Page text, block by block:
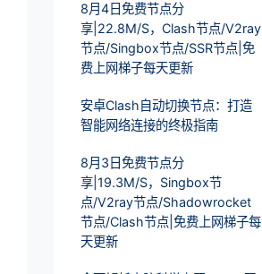
8月4日免费节点分
享|22.8M/S，Clash节点/V2ray
节点/Singbox节点/SSR节点|免
费上网梯子每天更新
安卓Clash自动切换节点：打造
智能网络连接的终极指南
8月3日免费节点分
享|19.3M/S，Singbox节
点/V2ray节点/Shadowrocket
节点/Clash节点|免费上网梯子每
天更新